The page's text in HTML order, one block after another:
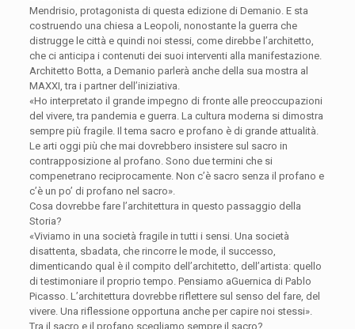
Mendrisio, protagonista di questa edizione di Demanio. E sta
costruendo una chiesa a Leopoli, nonostante la guerra che
distrugge le città e quindi noi stessi, come direbbe l’architetto,
che ci anticipa i contenuti dei suoi interventi alla manifestazione.
Architetto Botta, a Demanio parlerà anche della sua mostra al
MAXXI, tra i partner dell’iniziativa.
«Ho interpretato il grande impegno di fronte alle preoccupazioni
del vivere, tra pandemia e guerra. La cultura moderna si dimostra
sempre più fragile. Il tema sacro e profano è di grande attualità.
Le arti oggi più che mai dovrebbero insistere sul sacro in
contrapposizione al profano. Sono due termini che si
compenetrano reciprocamente. Non c’è sacro senza il profano e
c’è un po’ di profano nel sacro».
Cosa dovrebbe fare l’architettura in questo passaggio della
Storia?
«Viviamo in una società fragile in tutti i sensi. Una società
disattenta, sbadata, che rincorre le mode, il successo,
dimenticando qual è il compito dell’architetto, dell’artista: quello
di testimoniare il proprio tempo. Pensiamo aGuernica di Pablo
Picasso. L’architettura dovrebbe riflettere sul senso del fare, del
vivere. Una riflessione opportuna anche per capire noi stessi».
Tra il sacro e il profano scegliamo sempre il sacro?